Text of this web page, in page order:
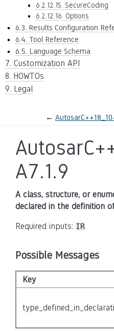
6.2.12.15. SecureCoding
6.2.12.16. Options
6.3. Results Configuration
6.4. Tool Reference
6.5. Language Schema
7. Customization API
8. HOWTOs
9. Legal
←
A7.1.9
A class, structure, or
declared in the definition
Required inputs: IR
Possible Messages
Key